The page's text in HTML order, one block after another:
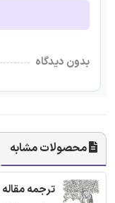
بدون دیدگاه
محصولات مشابه
ترجمه